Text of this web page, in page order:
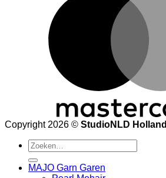
Copyright 2026 © StudioNLD Holland
Zoeken
naar:
MAJO Garn Garen